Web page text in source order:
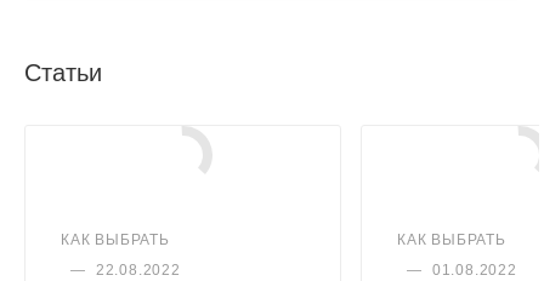
Статьи
КАК ВЫБРАТЬ
—
22.08.2022
КАК ВЫБРАТЬ
—
01.08.2022